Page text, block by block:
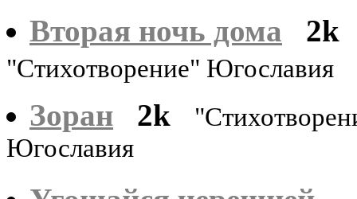
Вторая ночь дома
2k
"Стихотворение" Югославия
Зоран 2k
Югославия